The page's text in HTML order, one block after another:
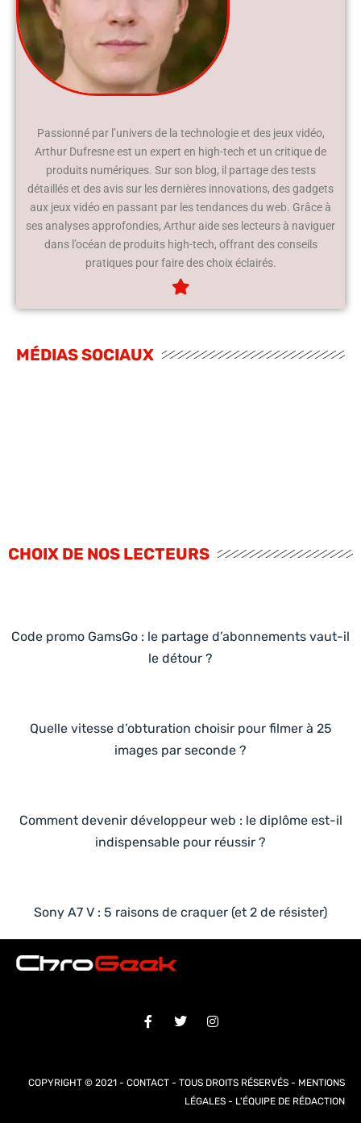
Passionné par l’univers de la technologie et des jeux vidéo,
Arthur Dufresne est un expert en high-tech et un critique de
produits numériques. Sur son blog, il partage des tests
détaillés et des avis sur les dernières innovations, des gadgets
aux jeux vidéo en passant par les tendances du web. Grâce à
ses analyses approfondies, Arthur aide ses lecteurs à naviguer
dans l’océan de produits high-tech, offrant des conseils
pratiques pour faire des choix éclairés.
MÉDIAS SOCIAUX
CHOIX DE NOS LECTEURS
Code promo GamsGo : le partage d’abonnements vaut-il
le détour ?
Quelle vitesse d’obturation choisir pour filmer à 25
images par seconde ?
Comment devenir développeur web : le diplôme est-il
indispensable pour réussir ?
Sony A7 V : 5 raisons de craquer (et 2 de résister)
COPYRIGHT © 2021 - CONTACT - TOUS DROITS RÉSERVÉS - MENTIONS
LÉGALES - L'ÉQUIPE DE RÉDACTION